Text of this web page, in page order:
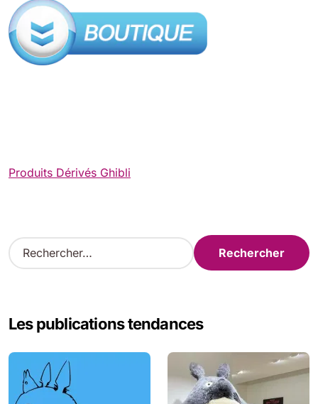
Produits Dérivés Ghibli
R
e
r
h
Les publications tendances